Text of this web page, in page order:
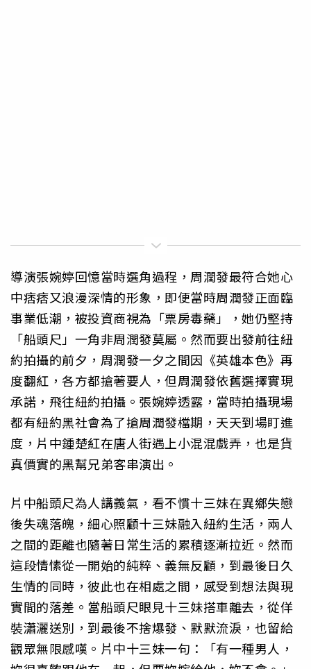
導演張婉婷回憶當時選角過程，周潤發最符合她心
中痞痞又浪漫深情的形象，即便當時周潤發正面臨
事業低潮，被投資商視為「票房毒藥」，她仍堅持
「船頭尺」一角非周潤發莫屬。然而要出發前往紐
約拍攝的前夕，周潤發一夕之間因《英雄本色》再
度翻紅，各方都搶著要人，但周潤發依舊選擇實現
承諾，飛往紐約拍攝。張婉婷透露，當時拍攝現場
都有紐約黑社會為了搶周潤發檔期，天天到場盯進
度，片中鍾楚紅在唐人街遇上小混混戲弄，也是貨
真價實的黑幫兄弟客串演出。
片中船頭尺為人講義氣，看不慣十三妹在異鄉失戀
後失魂落魄，細心照顧十三妹融入紐約生活，兩人
之間的距離也隨著日常生活的累積逐漸拉近。然而
這段情愫從一開始的純粹、義無反顧，到最後日久
生情的同時，彼此也在相處之間，感受到想法與現
實間的落差。當船頭尺眼見十三妹搭車離去，從佯
裝瀟灑送別，到最後不捨爆發、默默流淚，也留給
觀眾無限感嘆。片中十三妹一句：「有一種男人，